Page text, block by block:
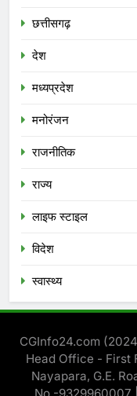
छत्तीसगढ़
देश
मध्‍यप्रदेश
मनोरंजन
राजनीतिक
राज्य
लाइफ स्टाइल
विदेश
स्‍वास्‍थ्‍य
CGInfo24.com
Head Office - First
Nayapara, G.E.
No.-9329960007